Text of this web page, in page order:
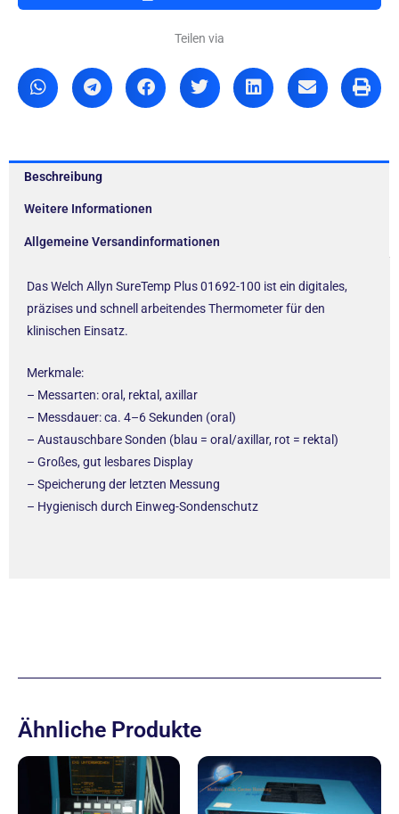
Teilen via
Beschreibung
Weitere Informationen
Allgemeine Versandinformationen
Das Welch Allyn SureTemp Plus 01692-100 ist ein digitales,
präzises und schnell arbeitendes Thermometer für den
klinischen Einsatz.
Merkmale:
– Messarten: oral, rektal, axillar
– Messdauer: ca. 4–6 Sekunden (oral)
– Austauschbare Sonden (blau = oral/axillar, rot = rektal)
– Großes, gut lesbares Display
– Speicherung der letzten Messung
– Hygienisch durch Einweg-Sondenschutz
Ähnliche Produkte